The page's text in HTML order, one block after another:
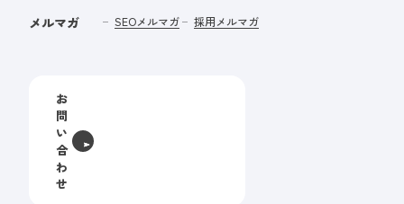
メルマガ
SEOメルマガ 採用メルマガ
お
問
い
合
わ
せ